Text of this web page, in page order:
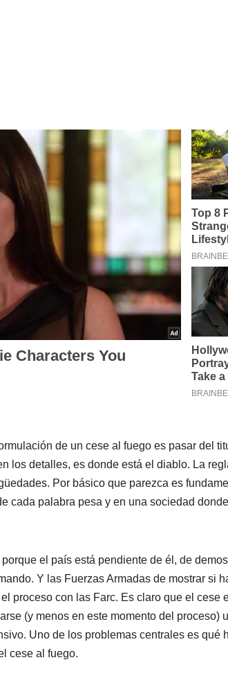
de un cese al fuego es pasar del
los detalles, es donde está el diablo. La
Por básico que parezca es
cada palabra pesa y en una sociedad
el país está pendiente de él, de
Y las Fuerzas Armadas de mostrar si
proceso con las Farc. Es claro que el cese
(y menos en este momento del proceso)
Uno de los problemas centrales es qué
cese al fuego.